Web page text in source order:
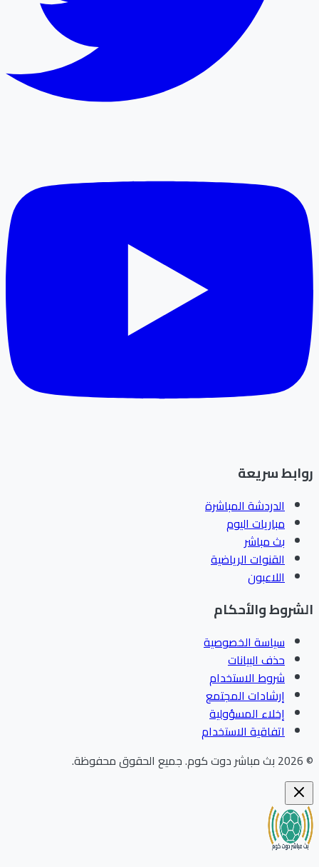
سريعة
الدردشة المباشرة
مباريات اليوم
بث مباشر
القنوات الرياضية
اللاعبون
والأحكام
سياسة الخصوصية
حذف البيانات
شروط الاستخدام
إرشادات المجتمع
إخلاء المسؤولية
اتفاقية الاستخدام
بث مباشر دوت كوم.جميع الحقوق محفوظة.